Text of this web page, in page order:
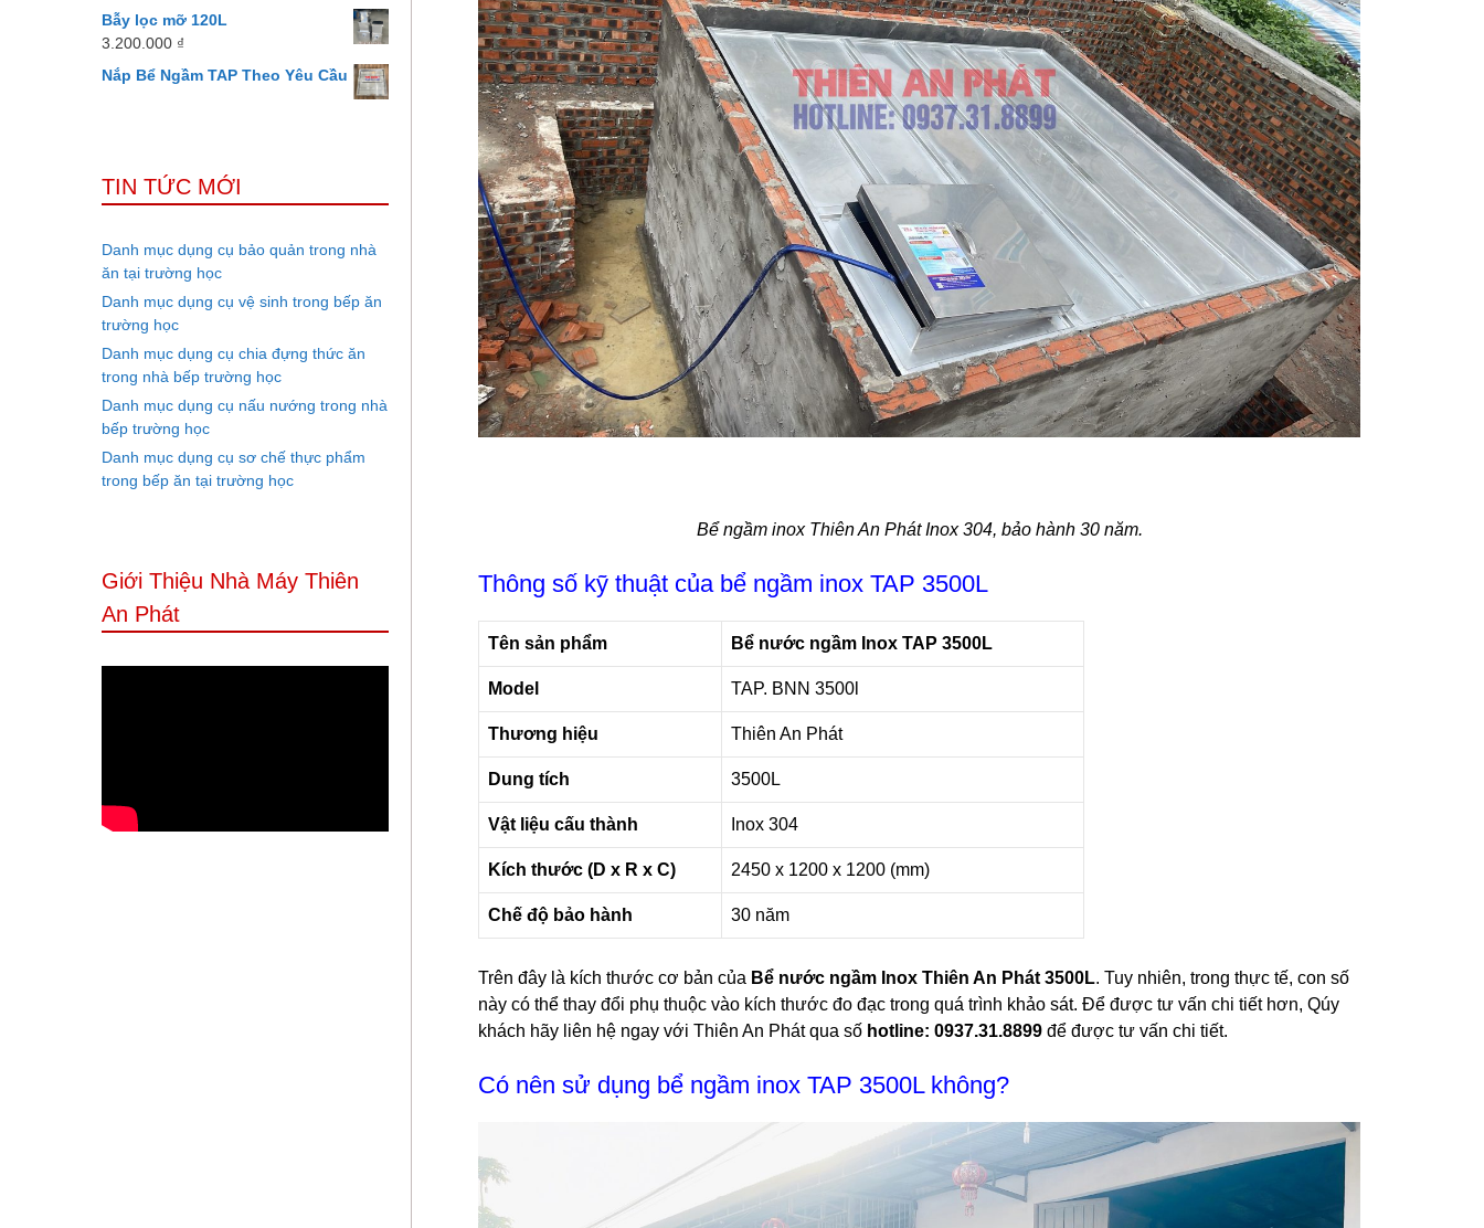
Bể ngầm inox Thiên An Phát Inox 304, bảo hành 30 năm.
Thông số kỹ thuật của bể ngầm inox TAP 3500L
Tên sản phẩm Bể nước ngầm Inox TAP 3500L
Model TAP. BNN 3500l
Thương hiệu Thiên An Phát
Dung tích 3500L
Vật liệu cấu thành Inox 304
Kích thước (D x R x C) 2450 x 1200 x 1200 (mm)
Chế độ bảo hành 30 năm
Trên đây là kích thước cơ bản của Bể nước ngầm Inox Thiên An Phát 3500L. Tuy nhiên, trong thực tế, con số
này có thể thay đổi phụ thuộc vào kích thước đo đạc trong quá trình khảo sát. Để được tư vấn chi tiết hơn, Qúy
khách hãy liên hệ ngay với Thiên An Phát qua số hotline: 0937.31.8899 để được tư vấn chi tiết.
Có nên sử dụng bể ngầm inox TAP 3500L không?
Bẫy lọc mỡ 120L
3.200.000 ₫
Nắp Bể Ngầm TAP Theo Yêu Cầu
TIN TỨC MỚI
Danh mục dụng cụ bảo quản trong nhà
ăn tại trường học
Danh mục dụng cụ vệ sinh trong bếp ăn
trường học
Danh mục dụng cụ chia đựng thức ăn
trong nhà bếp trường học
Danh mục dụng cụ nấu nướng trong nhà
bếp trường học
Danh mục dụng cụ sơ chế thực phẩm
trong bếp ăn tại trường học
Giới Thiệu Nhà Máy Thiên
An Phát